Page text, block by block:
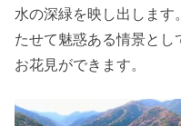
水の深緑を映し出します
たせて魅惑ある情景とし
お花見ができます。